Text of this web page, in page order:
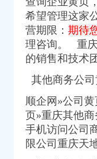
册）
工商注册）
（工商注册）
希望管理这家
营期限： 期待
理咨询。 重庆
的销售和技术
其他商务公
顺企网»公司
页»重庆其他
手机访问公司
限公司重庆天